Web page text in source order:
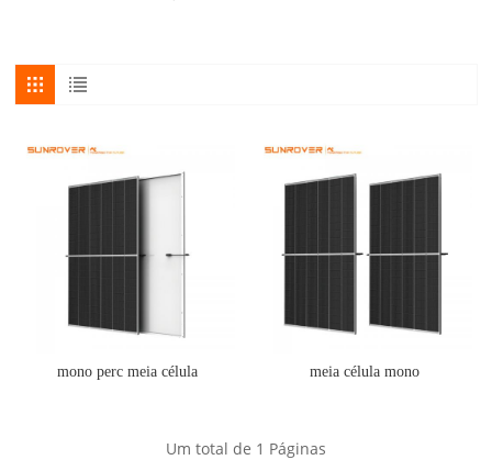
mono perc meia célula meia célula mono
Um total de 1 Páginas